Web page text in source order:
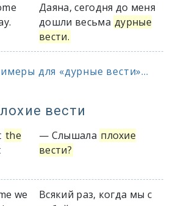
Даяна, сегодня до меня
дошли весьма дурные
вести.
для «дурные вести»...
вести
the
— Слышала плохие
вести?
we
Всякий раз, когда мы с